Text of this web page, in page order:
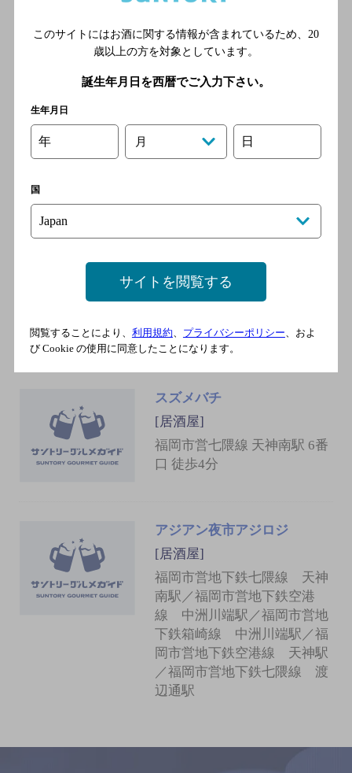
南駅／福岡市営地下鉄空港
線 中洲川端駅／福岡市営地
岡市営地下鉄七隈線 渡辺通
天神駅
[居酒屋]
福岡市営地下鉄七隈線 天神
線 渡辺通駅／福岡市営地下
鉄空港線 中洲川端駅／福岡
市営地下鉄箱崎線 中洲川端
天神駅
スズメバチ
[居酒屋]
福岡市営七隈線 天神南駅 6番
口 徒歩4分
アジアン夜市アジロジ
[居酒屋]
福岡市営地下鉄七隈線 天神
南駅／福岡市営地下鉄空港
線 中洲川端駅／福岡市営地
下鉄箱崎線 中洲川端駅／福
岡市営地下鉄空港線 天神駅
／福岡市営地下鉄七隈線 渡
辺通駅
このサイトにはお酒に関する情報が含まれているため、 20
歳以上の方を対象としています。
誕生年月日を西暦でご入力下さい。
生年月日
年 月 日
国
サイトを閲覧する
閲覧することにより、 利用規約、 プライバシーポリシー、およ
び Cookie の使用に同意したことになります。